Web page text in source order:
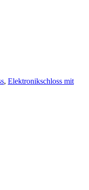
, Elektronikschloss mit